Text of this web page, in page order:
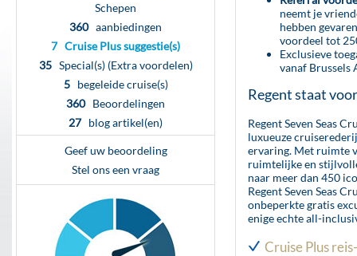
Schepen
360aanbiedingen
7 Cruise Plus suggestie(s)
35Special(s) (Extra voordelen)
5begeleide cruise(s)
360Beoordelingen
27blog artikel(en)
Geef uw beoordeling
Stel ons een vraag
neemt je
hebben
voordeel tot
Exclusieve
vanaf Brussels
Regent staat
Regent Seven Seas
luxueuze
ervaring. Met ruimte
ruimtelijke en
naar meer dan 450
Regent Seven Seas
onbeperkte gratis
enige echte all-
Cruise Plus